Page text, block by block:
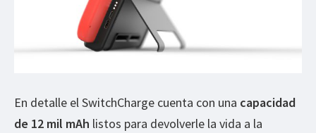
En detalle el SwitchCharge cuenta con una capacidad
de 12 mil mAh listos para devolverle la vida a la